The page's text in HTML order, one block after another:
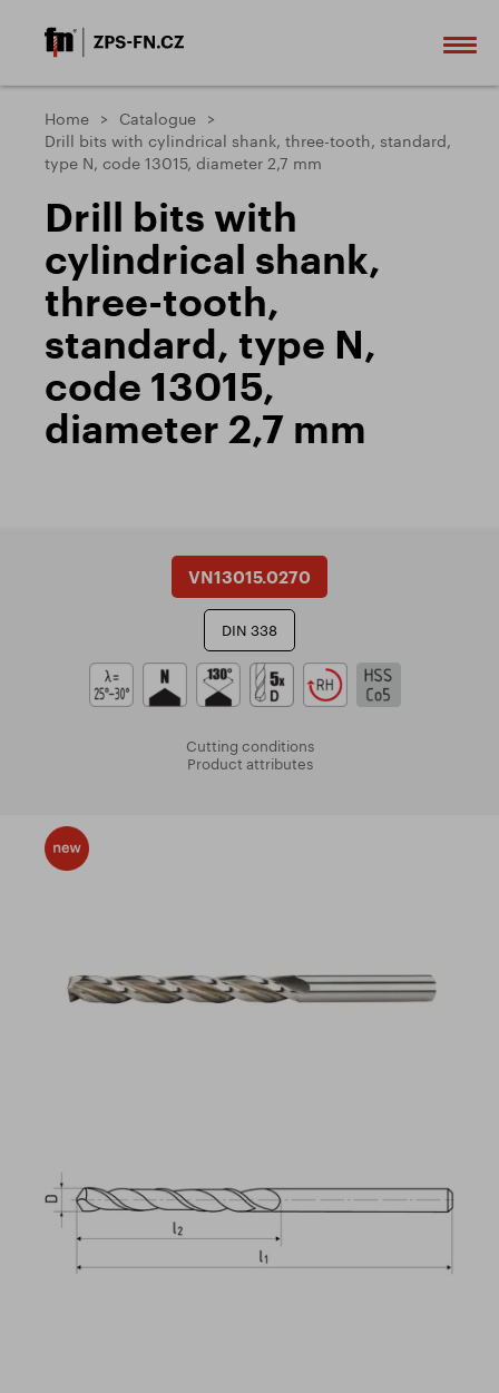
Home
Catalogue
Drill bits with cylindrical shank, three-tooth, standard,
type N, code 13015, diameter 2,7 mm
Drill bits with
cylindrical shank,
three-tooth,
standard, type N,
code 13015,
diameter 2,7 mm
VN13015.0270
DIN 338
Cutting conditions
Product attributes